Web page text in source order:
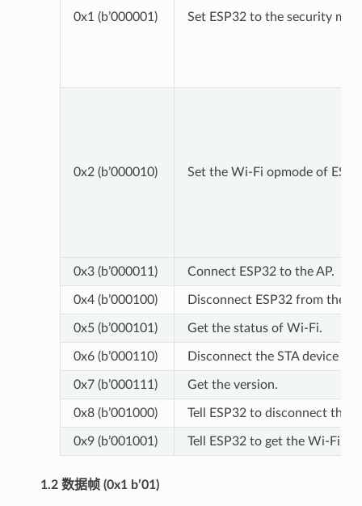
0x1 (b’000001) Set ESP32 to the security
0x2 (b’000010) Set the Wi-Fi opmode of
0x3 (b’000011) Connect ESP32 to the AP.
0x4 (b’000100) Disconnect ESP32 from the
0x5 (b’000101) Get the status of Wi-Fi.
0x6 (b’000110) Disconnect the STA device
0x7 (b’000111) Get the version.
0x8 (b’001000) Tell ESP32 to disconnect the
0x9 (b’001001) Tell ESP32 to get the Wi-Fi
1.2 数据帧 (0x1 b’01)